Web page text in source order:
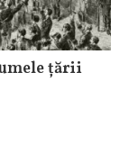
țării